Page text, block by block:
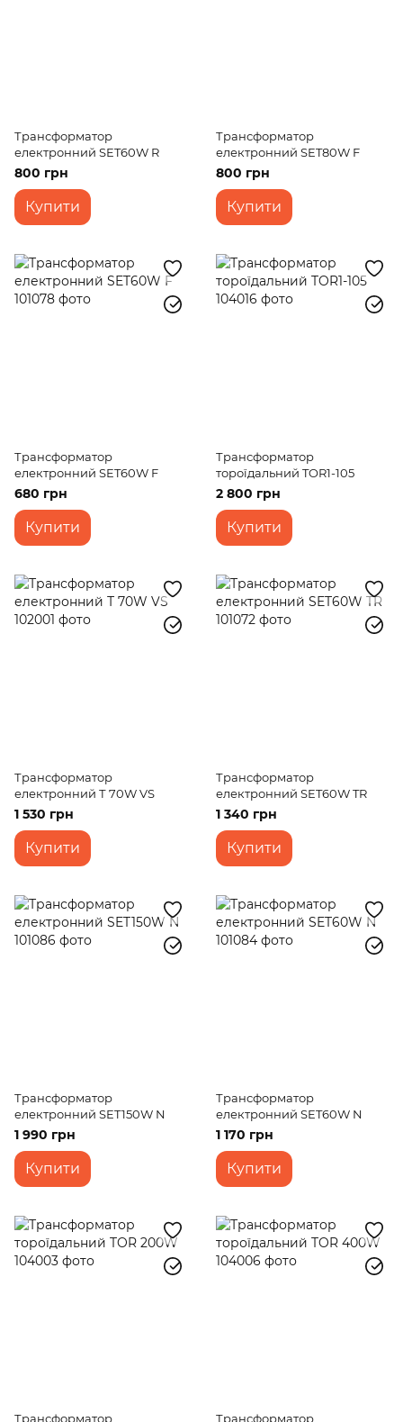
Трансформатор
електронний SET60W R
800 грн
Купити
Трансформатор
електронний SET80W F
800 грн
Купити
Трансформатор
електронний SET60W F
680 грн
Купити
Трансформатор
тороїдальний TOR1-105
2 800 грн
Купити
Трансформатор
електронний Т 70W VS
1 530 грн
Купити
Трансформатор
електронний SET60W TR
1 340 грн
Купити
Трансформатор
електронний SET150W N
1 990 грн
Купити
Трансформатор
електронний SET60W N
1 170 грн
Купити
Трансформатор
Трансформатор